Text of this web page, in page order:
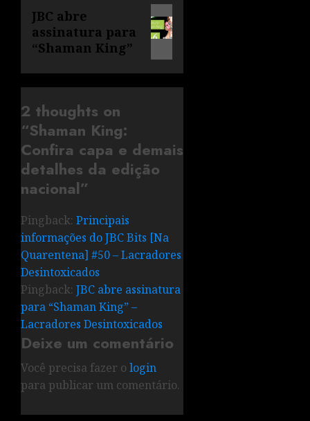
JBC abre
assinatura para
“Shaman King”
2 thoughts on
“Shaman King:
Confira capa e demais
detalhes da edição
nacional”
Pingback: Principais
informações do JBC Bits [Na
Quarentena] #50 – Lacradores
Desintoxicados
Pingback: JBC abre assinatura
para “Shaman King” –
Lacradores Desintoxicados
Deixe um comentário
Você precisa fazer o login
para publicar um comentário.